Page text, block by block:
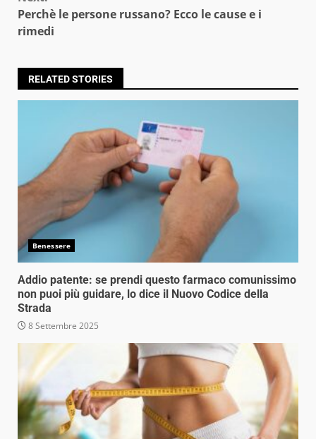
Perchè le persone russano? Ecco le cause e i
rimedi
RELATED STORIES
Benessere
Addio patente: se prendi questo farmaco comunissimo
non puoi più guidare, lo dice il Nuovo Codice della
Strada
8 Settembre 2025